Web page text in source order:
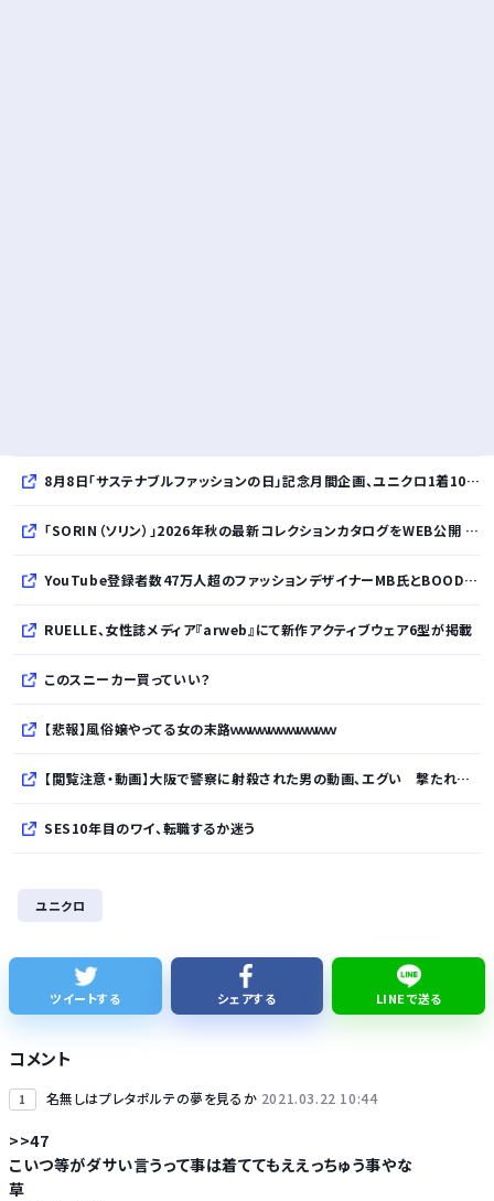
8月8日「サステナブルファッションの日」記念月間企画、ユニクロ1着100円買取保証とXプレゼントキャンペーンを実施
「SORIN（ソリン）」2026年秋の最新コレクションカタログをWEB公開 「Paradox in Neutral」をテーマに秩序と反逆が共存する世界観を表現
YouTube登録者数47万人超のファッションデザイナーMB氏とBOODYがコラボレーション。極上の着心地を追求した別注Tシャツが8月12日発売開始
RUELLE、女性誌メディア『arweb』にて新作アクティブウェア6型が掲載
このスニーカー買っていい？
【悲報】風俗嬢やってる女の末路ｗｗｗｗｗｗｗｗｗｗｗ
【閲覧注意・動画】大阪で警察に射殺された男の動画、エグい 撃たれてから叫びながら苦しみもがいて死ぬ
SES10年目のワイ、転職するか迷う
【ねこ】トイレ後の“テンション爆上げ”はなぜ起こる？ 猫のトイレハイ体験談＆獣医師解説
Powered by livedoor 相互RSS
ユニクロ
ツイートする シェアする LINEで送る
コメント
1 名無しはプレタポルテの夢を見るか 2021.03.22 10:44
>>47
こいつ等がダサい言うって事は着ててもええっちゅう事やな
草